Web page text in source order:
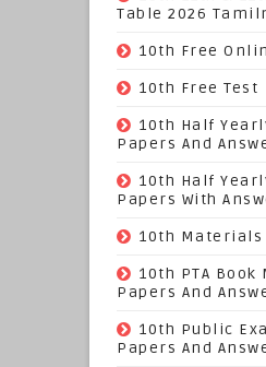
Table 2026
10th Free
10th Free Test
10th Half
Papers And
10th Half
Papers With
10th Materials
10th PTA
Papers And
10th Public
Papers And